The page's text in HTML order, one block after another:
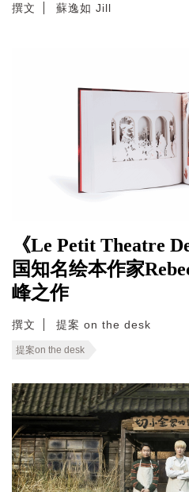
撰文 蘇逸如 Jill
《Le Petit Theatre
国知名绘本作家
峰之作
撰文 提案 on the desk
提案on the desk